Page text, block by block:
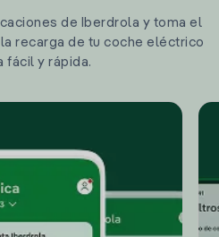
de Iberdrola y toma el
recarga de tu coche eléctrico
fácil y rápida.